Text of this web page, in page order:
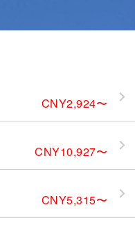
CNY2,924〜
CNY10,927〜
CNY5,315〜